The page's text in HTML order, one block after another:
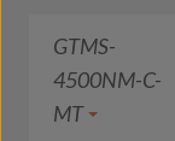
GTMS-
4500NM-C-
MT